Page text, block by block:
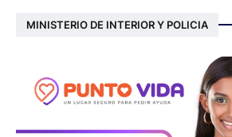
MINISTERIO DE INTERIOR Y POLICIA